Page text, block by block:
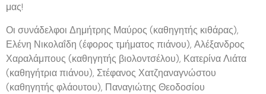
μας!
Οι συνάδελφοι Δημήτρης Μαύρος (καθηγητής κιθάρας),
Ελένη Νικολαΐδη (έφορος τμήματος πιάνου), Αλέξανδρος
Χαραλάμπους (καθηγητής βιολοντσέλου), Κατερίνα Λιάτα
(καθηγήτρια πιάνου), Στέφανος Χατζηαναγνώστου
(καθηγητής φλάουτου), Παναγιώτης Θεοδοσίου